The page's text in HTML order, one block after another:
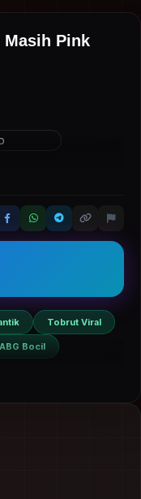
Masih Pink
Tobrut Viral
ABG Bocil